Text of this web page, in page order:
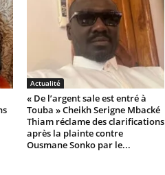
Actualité
« De l’argent sale est entré à
Touba » Cheikh Serigne Mbacké
Thiam réclame des clarifications
après la plainte contre
Ousmane Sonko par le...